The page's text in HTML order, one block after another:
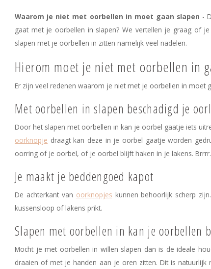
Waarom je niet met oorbellen in moet gaan slapen -
gaat met je oorbellen in slapen? We vertellen je graag of
slapen met je oorbellen in zitten namelijk veel nadelen.
Hierom moet je niet met oorbellen in
Er zijn veel redenen waarom je niet met je oorbellen in moet
Met oorbellen in slapen beschadigd je
Door het slapen met oorbellen in kan je oorbel gaatje iets
oorknopje draagt kan deze in je oorbel gaatje worden
oorring of je oorbel, of je oorbel blijft haken in je lakens.
Je maakt je beddengoed kapot
De achterkant van oorknopjes kunnen behoorlijk scherp
kussensloop of lakens prikt.
Slapen met oorbellen in kan je oorbellen
Mocht je met oorbellen in willen slapen dan is de ideale
draaien of met je handen aan je oren zitten. Dit is